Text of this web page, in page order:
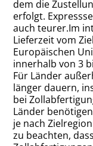
dem die
erfolgt.
auch teurer.Im
Lieferzeit vom
Europäischen
innerhalb von 3
Für Länder
länger dauern,
bei
Länder
je nach
zu beachten,